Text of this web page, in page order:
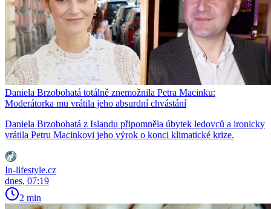
Daniela Brzobohatá totálně znemožnila Petra Macinku:
Moderátorka mu vrátila jeho absurdní chvástání
Daniela Brzobohatá z Islandu připomněla úbytek ledovců a ironicky
vrátila Petru Macinkovi jeho výrok o konci klimatické krize.
In-lifestyle.cz
dnes, 07:19
2 min